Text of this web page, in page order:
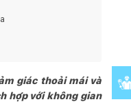
giác thoải mái và
hợp với không gian